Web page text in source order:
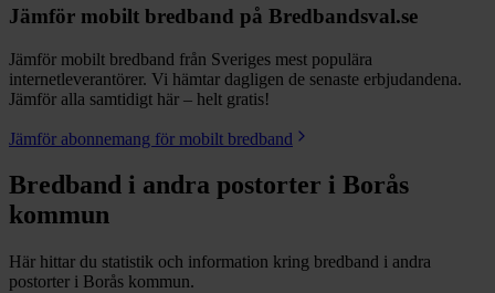
Jämför mobilt bredband på Bredbandsval.se
Jämför mobilt bredband från Sveriges mest populära
internetleverantörer. Vi hämtar dagligen de senaste erbjudandena.
Jämför alla samtidigt här – helt gratis!
Jämför abonnemang för mobilt bredband
Bredband i andra postorter i Borås
kommun
Här hittar du statistik och information kring bredband i andra
postorter i Borås kommun.